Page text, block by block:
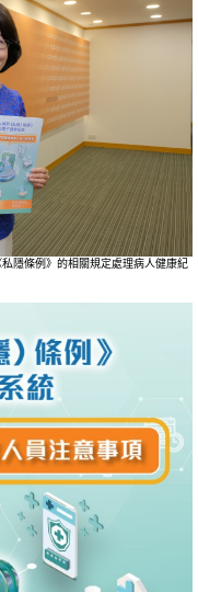
隱條例》的相關規定處理病人健康紀